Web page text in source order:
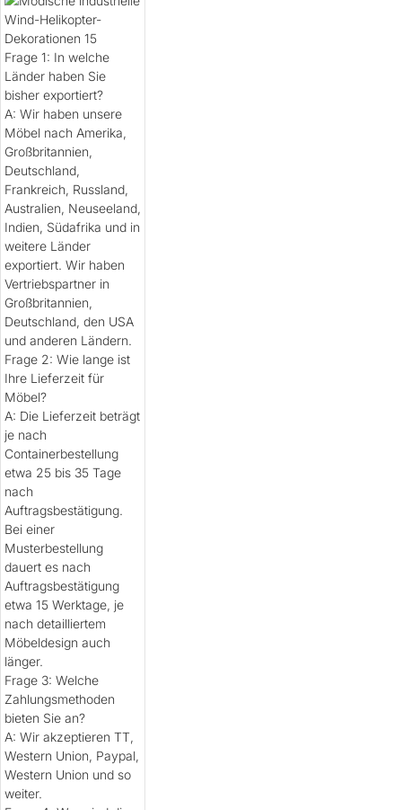
Frage 1: In welche
Länder haben Sie
bisher exportiert?
A: Wir haben unsere
Möbel nach Amerika,
Großbritannien,
Deutschland,
Frankreich, Russland,
Australien, Neuseeland,
Indien, Südafrika und in
weitere Länder
exportiert. Wir haben
Vertriebspartner in
Großbritannien,
Deutschland, den USA
und anderen Ländern.
Frage 2: Wie lange ist
Ihre Lieferzeit für
Möbel?
A: Die Lieferzeit beträgt
je nach
Containerbestellung
etwa 25 bis 35 Tage
nach
Auftragsbestätigung.
Bei einer
Musterbestellung
dauert es nach
Auftragsbestätigung
etwa 15 Werktage, je
nach detailliertem
Möbeldesign auch
länger.
Frage 3: Welche
Zahlungsmethoden
bieten Sie an?
A: Wir akzeptieren TT,
Western Union, Paypal,
Western Union und so
weiter.